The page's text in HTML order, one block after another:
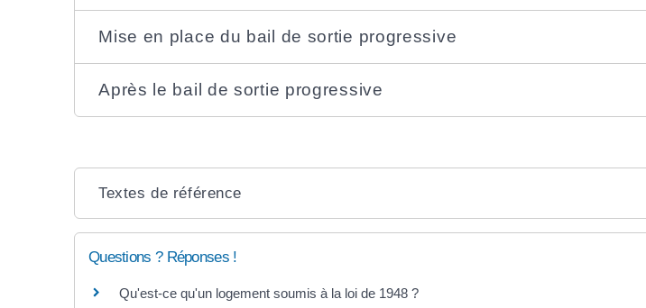
Mise en place du bail de sortie progressive
Après le bail de sortie progressive
Textes de référence
Questions ? Réponses !
Qu'est-ce qu'un logement soumis à la loi de 1948 ?